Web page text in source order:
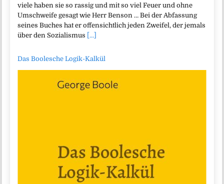
viele haben sie so rassig und mit so viel Feuer und ohne
Umschweife gesagt wie Herr Benson … Bei der Abfassung
seines Buches hat er offensichtlich jeden Zweifel, der jemals
über den Sozialismus [...]
Das Boolesche Logik-Kalkül